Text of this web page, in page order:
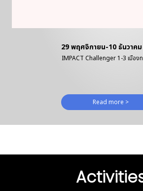
29 พฤศจิกายน-10 ธันวาค
IMPACT Challenger 1-3 เมือง
Read more >